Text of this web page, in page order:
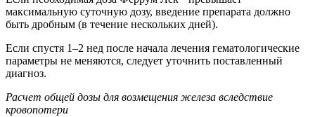
максимальную суточную дозу, введение препарата должно
быть дробным (в течение нескольких дней).
Если спустя 1–2 нед после начала лечения гематологические
параметры не меняются, следует уточнить поставленный
диагноз.
Расчет общей дозы для возмещения железа вследствие
кровопотери